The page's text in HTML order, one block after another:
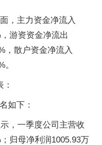
，主力资金净流入
游资资金净流出
，散户资金净流入
如下：
，一季度公司主营收
归母净利润1005.93万